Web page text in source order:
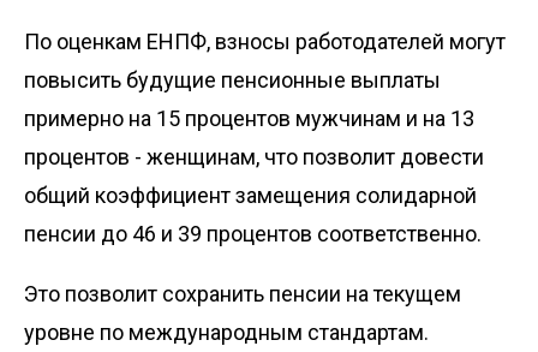
По оценкам ЕНПФ, взносы работодателей могут
повысить будущие пенсионные выплаты
примерно на 15 процентов мужчинам и на 13
процентов - женщинам, что позволит довести
общий коэффициент замещения солидарной
пенсии до 46 и 39 процентов соответственно.
Это позволит сохранить пенсии на текущем
уровне по международным стандартам.